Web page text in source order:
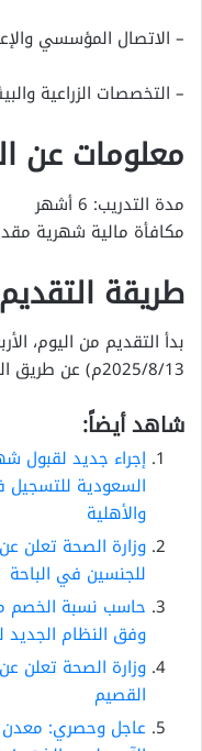
– الاتصال المؤسسي
– التخصصات الزراعية
معلومات عن
مدة التدريب: 6 أشهر
مكافأة مالية شهرية
طريقة التقديم
2025/8/13م) عن طريق الرابط التالي:
شاهد أيضاً:
إجراء جديد لقبول
السعودية للتسجيل
والأهلية
وزارة الصحة تعلن
للجنسين في الباحة
حاسب نسبة الخصم
وفق النظام الجديد
وزارة الصحة تعلن
القصيم
عاجل وحصري: معدن